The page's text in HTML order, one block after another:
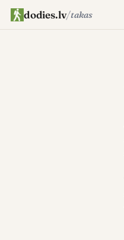
dodies.lv/takas